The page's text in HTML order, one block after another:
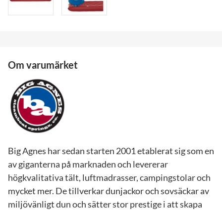
Om varumärket
Big Agnes har sedan starten 2001 etablerat sig som en
av giganterna på marknaden och levererar
högkvalitativa tält, luftmadrasser, campingstolar och
mycket mer. De tillverkar dunjackor och sovsäckar av
miljövänligt dun och sätter stor prestige i att skapa